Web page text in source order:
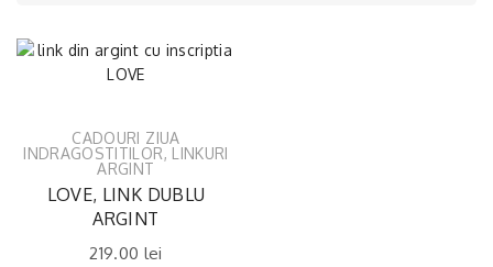
CADOURI ZIUA
INDRAGOSTITILOR, LINKURI
ARGINT
LOVE, LINK DUBLU
ARGINT
219.00 lei